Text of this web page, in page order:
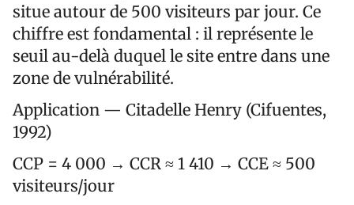
situe autour de 500 visiteurs par jour. Ce
chiffre est fondamental : il représente le
seuil au-delà duquel le site entre dans une
zone de vulnérabilité.
Application — Citadelle Henry (Cifuentes,
1992)
CCP = 4 000 → CCR ≈ 1 410 → CCE ≈ 500
visiteurs/jour